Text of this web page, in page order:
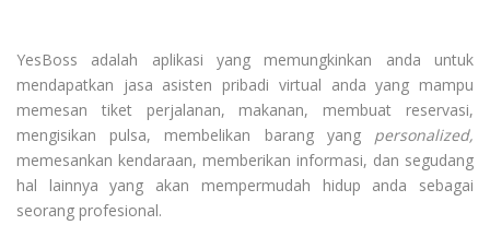
YesBoss adalah aplikasi yang memungkinkan anda untuk
mendapatkan jasa asisten pribadi virtual anda yang mampu
memesan tiket perjalanan, makanan, membuat reservasi,
mengisikan pulsa, membelikan barang yang personalized,
memesankan kendaraan, memberikan informasi, dan segudang
hal lainnya yang akan mempermudah hidup anda sebagai
seorang profesional.